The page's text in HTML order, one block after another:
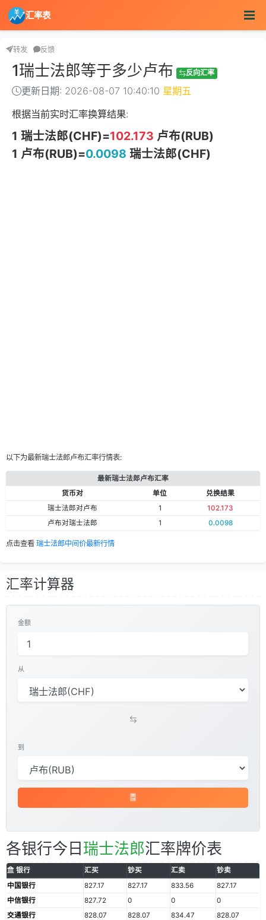
汇率表
转发 反馈
1瑞士法郎等于多少卢布 反向汇率
更新日期: 2026-08-07 10:40:10 星期五
根据当前实时汇率换算结果:
1 瑞士法郎(CHF)=102.173 卢布(RUB)
1 卢布(RUB)=0.0098 瑞士法郎(CHF)
以下为最新瑞士法郎卢布汇率行情表:
最新瑞士法郎卢布汇率
货币对
单位
兑换结果
瑞士法郎对卢布
1
102.173
卢布对瑞士法郎
1 0.0098
点击查看 瑞士法郎中间价最新行情
汇率计算器
金额
从
到
各银行今日 瑞士法郎汇率牌价表
银行 汇买 钞买 汇卖
钞卖
中国银行
827.17 827.17 833.56
827.17
中信银行
827.72 0 0
0
交通银行
828.07 828.07 834.47
828.07